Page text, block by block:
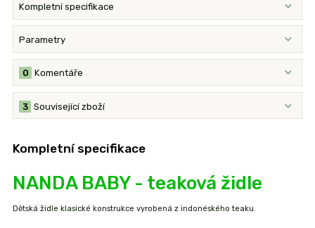
Kompletní specifikace
Parametry
Komentáře
0
Související zboží
3
Kompletní specifikace
NANDA BABY - teaková židle
Dětská židle klasické konstrukce vyrobená z indonéského teaku.